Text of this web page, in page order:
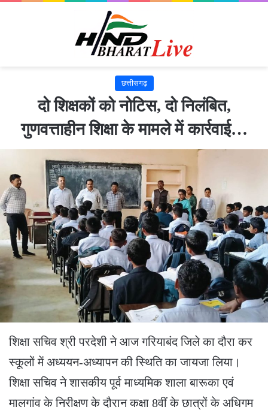
छत्तीसगढ़
दो शिक्षकों को नोटिस, दो निलंबित,
गुणवत्ताहीन शिक्षा के मामले में कार्रवाई…
शिक्षा सचिव श्री परदेशी ने आज गरियाबंद जिले का दौरा कर
स्कूलों में अध्ययन-अध्यापन की स्थिति का जायजा लिया।
शिक्षा सचिव ने शासकीय पूर्व माध्यमिक शाला बारूका एवं
मालगांव के निरीक्षण के दौरान कक्षा 8वीं के छात्रों के अधिगम